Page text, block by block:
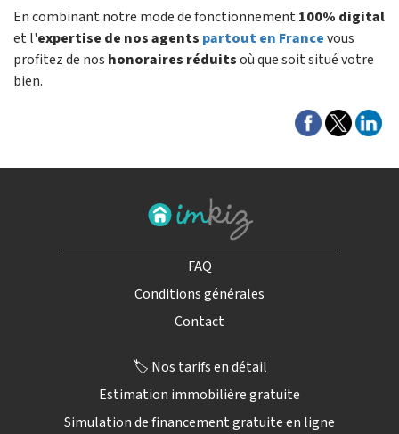
En combinant notre mode de fonctionnement 100% digital
et l'expertise de nos agents partout en Francevous
profitez de nos honoraires réduitsoù que soit situé votre
bien.
FAQ
Conditions générales
Contact
🏷️ Nos tarifs en détail
Estimation immobilière gratuite
Simulation de financement gratuite en ligne